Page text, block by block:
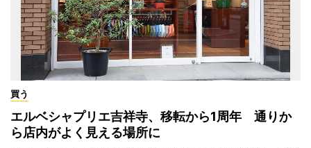
買う
エルベシャプリエ吉祥寺、移転から1周年 通りか
ら店内がよく見える場所に